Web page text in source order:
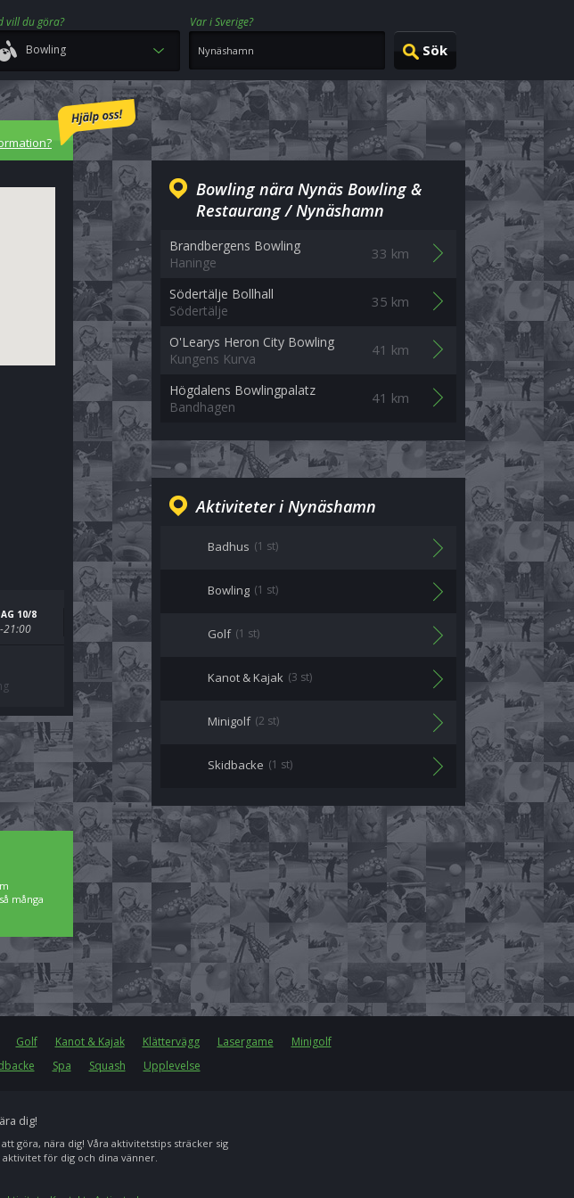
vill du göra?
Var i Sverige?
Bowling
10/8
21:00
Bowling nära Nynäs Bowling &
Restaurang / Nynäshamn
Brandbergens Bowling
Haninge
33 km
Södertälje Bollhall
Södertälje
35 km
O'Learys Heron City Bowling
Kungens Kurva
41 km
Högdalens Bowlingpalatz
Bandhagen
41 km
Aktiviteter i Nynäshamn
Badhus (1 st)
Bowling (1 st)
Golf (1 st)
Kanot & Kajak (3 st)
Minigolf (2 st)
Skidbacke (1 st)
många
Golf Kanot & Kajak Klättervägg Lasergame
Minigolf
Spa Squash Upplevelse
dig!
göra, nära dig! Våra aktivitetstips sträcker sig
för dig och dina vänner.